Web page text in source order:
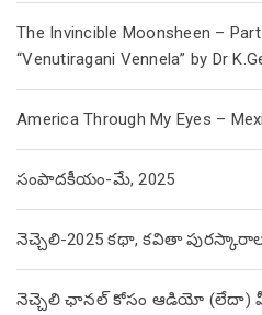
The Invincible Moonsheen –
“Venutiragani Vennela” by Dr
America Through My Eyes –
సంపాదకీయం-మే, 2025
నెచ్చెలి-2025 కథా, కవితా
నెచ్చెలి ఛానల్ కోసం ఆడియో (లేదా)